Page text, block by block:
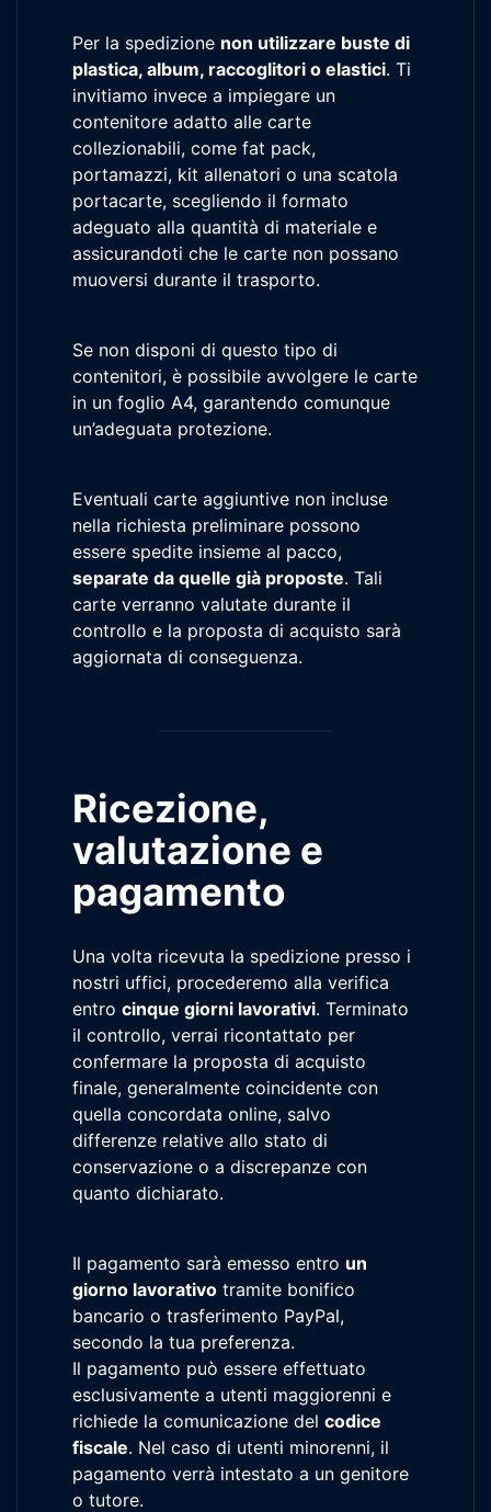
Per la spedizione non utilizzare buste di
plastica, album, raccoglitori o elastici. Ti
invitiamo invece a impiegare un
contenitore adatto alle carte
collezionabili, come fat pack,
portamazzi, kit allenatori o una scatola
portacarte, scegliendo il formato
adeguato alla quantità di materiale e
assicurandoti che le carte non possano
muoversi durante il trasporto.
Se non disponi di questo tipo di
contenitori, è possibile avvolgere le carte
in un foglio A4, garantendo comunque
un’adeguata protezione.
Eventuali carte aggiuntive non incluse
nella richiesta preliminare possono
essere spedite insieme al pacco,
separate da quelle già proposte. Tali
carte verranno valutate durante il
controllo e la proposta di acquisto sarà
aggiornata di conseguenza.
Ricezione,
valutazione e
pagamento
Una volta ricevuta la spedizione presso i
nostri uffici, procederemo alla verifica
entro cinque giorni lavorativi. Terminato
il controllo, verrai ricontattato per
confermare la proposta di acquisto
finale, generalmente coincidente con
quella concordata online, salvo
differenze relative allo stato di
conservazione o a discrepanze con
quanto dichiarato.
Il pagamento sarà emesso entro un
giorno lavorativo tramite bonifico
bancario o trasferimento PayPal,
secondo la tua preferenza.
Il pagamento può essere effettuato
esclusivamente a utenti maggiorenni e
richiede la comunicazione del codice
fiscale. Nel caso di utenti minorenni, il
pagamento verrà intestato a un genitore
o tutore.